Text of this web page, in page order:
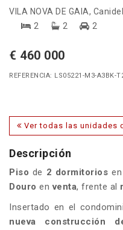
VILA NOVA DE GAIA,
2 2 2
€ 460 000
REFERENCIA: LS05221-M3-A3BK-
Ver todas las unidades
Descripción
Piso de 2 dormitorios
Douro enventa, frente al
Insertado en el
nueva construcción